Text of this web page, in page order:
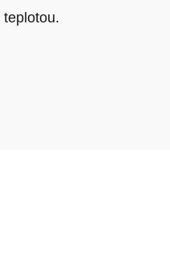
teplotou.